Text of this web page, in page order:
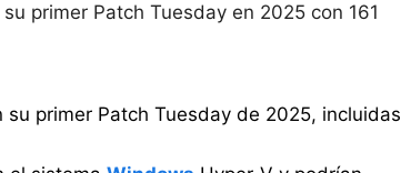
primer Patch Tuesday en 2025 con 161
primer Patch Tuesday de 2025, incluidas